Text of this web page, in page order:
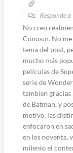
Responde a
No creo
Conosur. No
tema del post,
mucho más
películas de
serie de
tambien gracias
de Batman, y
motivo, las
enfocaron en
en los noventa,
milenio el